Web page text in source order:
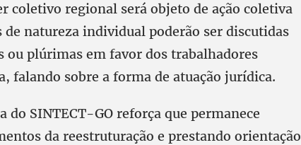
coletivo regional será objeto de ação coletiva
de natureza individual poderão ser discutidas
ou plúrimas em favor dos trabalhadores
falando sobre a forma de atuação jurídica.
do SINTECT-GO reforça que permanece
da reestruturação e prestando orientação